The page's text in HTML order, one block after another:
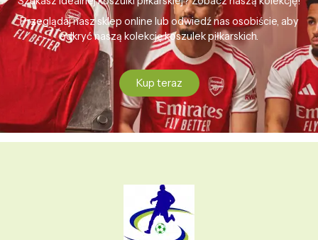
Przeglądaj nasz sklep online lub odwiedź nas osobiście, aby
odkryć naszą kolekcję koszulek piłkarskich.
Kup teraz